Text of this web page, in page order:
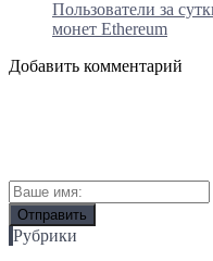
Пользователи за
монет Ethereum
Добавить комментарий
Рубрики